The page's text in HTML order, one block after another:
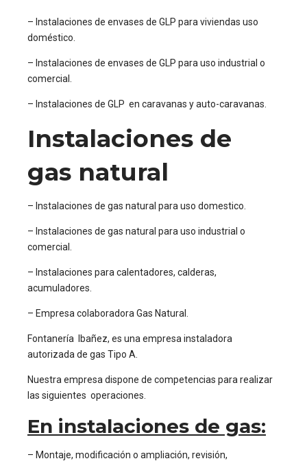
– Instalaciones de envases de GLP para viviendas uso
doméstico.
– Instalaciones de envases de GLP para uso industrial o
comercial.
– Instalaciones de GLP en caravanas y auto-caravanas.
Instalaciones de
gas natural
– Instalaciones de gas natural para uso domestico.
– Instalaciones de gas natural para uso industrial o
comercial.
– Instalaciones para calentadores, calderas,
acumuladores.
– Empresa colaboradora Gas Natural.
Fontanería Ibañez, es una empresa instaladora
autorizada de gas Tipo A.
Nuestra empresa dispone de competencias para realizar
las siguientes operaciones.
En instalaciones de gas:
– Montaje, modificación o ampliación, revisión,